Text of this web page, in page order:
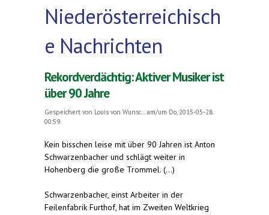
Niederösterreichisch
e Nachrichten
Rekordverdächtig: Aktiver Musiker ist
über 90 Jahre
Gespeichert von Louis von Wunsc...
am/um Do, 2015-05-28
00:59
Kein bisschen leise mit über 90 Jahren ist Anton
Schwarzenbacher und schlägt weiter in
Hohenberg die große Trommel. (...)
Schwarzenbacher, einst Arbeiter in der
Feilenfabrik Furthof, hat im Zweiten Weltkrieg